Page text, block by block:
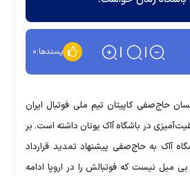
پسندها:۰
حاج‌صفی کاپیتان تیم ملی فوتبال ایران
در باشگاه آاک یونان داشته است. بر
آاک به حاج‌صفی پیشنهاد تمدید قرارداد
میل نیست که فوتبالش را در اروپا ادامه